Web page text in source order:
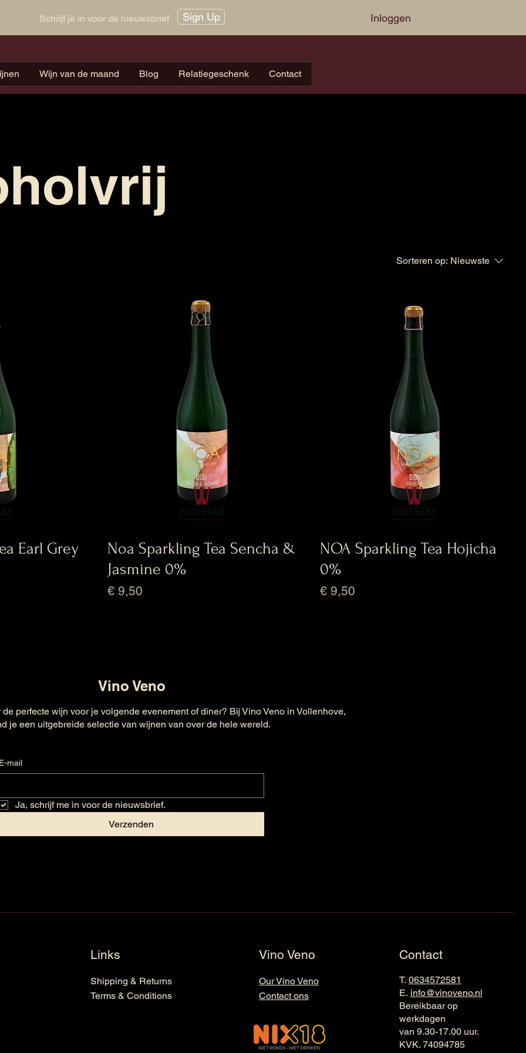
Schrijf je in voor de nieuwsbrief Sign Up Inloggen
Wijn van de maand Blog Relatiegeschenk Contact
Sorteren op: Nieuwste
Earl Grey
Noa Sparkling Tea Sencha &
Jasmine 0%
Prijs
€ 9,50
NOA Sparkling Tea Hojicha
0%
Prijs
€ 9,50
Vino Veno
perfecte wijn voor je volgende evenement of diner? Bij Vino Veno in Vollenhove,
je een uitgebreide selectie van wijnen van over de hele wereld.
E-mail
Ja, schrijf me in voor de nieuwsbrief.
Verzenden
Links
Shipping & Returns
Terms & Conditions
Vino Veno
Our Vino Veno
Contact ons
Contact
T. 0634572581
E. info@vinoveno.nl
Bereikbaar op
werkdagen
van 9.30-17.00 uur.
KVK. 74094785